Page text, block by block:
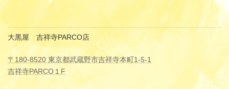
大黒屋 吉祥寺PARCO店
〒180-8520 東京都武蔵野市吉祥寺本町1-5-1
吉祥寺PARCO１F